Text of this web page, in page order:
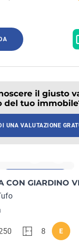
il giusto
del tuo
UNA VALUTAZIONE
CON GIARDINO
8 E